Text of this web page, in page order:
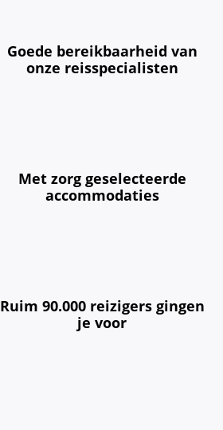
Goede bereikbaarheid van
onze reisspecialisten
Met zorg geselecteerde
accommodaties
Ruim 90.000 reizigers gingen
je voor